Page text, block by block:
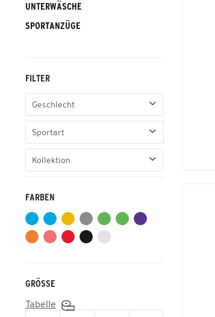
UNTERWÄSCHE
SPORTANZÜGE
FILTER
Geschlecht
Erwachsene
Herren
Unisex Erwachsene
Sportart
Handball
Kollektion
Gandia
INTRO
Libero 125
Liga
SIENA 3.0
FARBEN
GRÖSSE
Tabelle